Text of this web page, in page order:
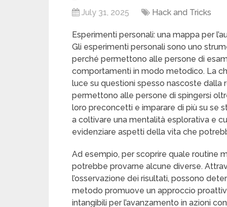
July 31, 2025 Hack and Tricks
Esperimenti personali: una mappa per
Gli esperimenti personali sono uno
perché permettono alle persone di
comportamenti in modo metodico. La
luce su questioni spesso nascoste dalla
permettono alle persone di spingersi
loro preconcetti e imparare di più su se
a coltivare una mentalità esplorativa e
evidenziare aspetti della vita che
Ad esempio, per scoprire quale routine
potrebbe provarne alcune diverse.
l’osservazione dei risultati, possono
metodo promuove un approccio
intangibili per l’avanzamento in azioni